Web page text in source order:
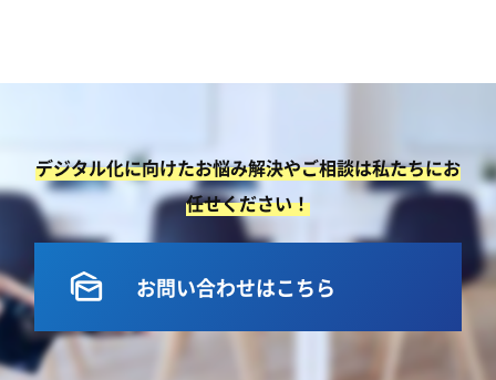
デジタル化に向けたお悩み解決やご相談は私たちにお
任せください！
mark_as_unread お問い合わせはこちら